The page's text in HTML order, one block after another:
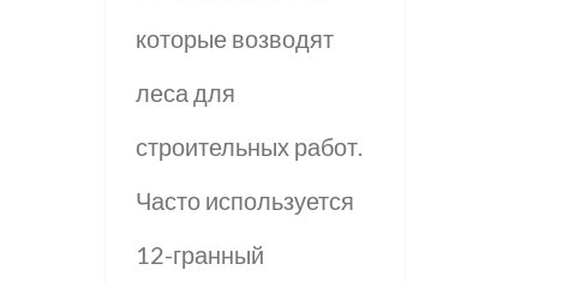
которые возводят
леса для
строительных работ.
Часто используется
12-гранный